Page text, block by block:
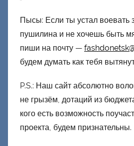
Пысы: Если ты устал воевать
пушилина и не хочешь быть
пиши на почту —
будем думать как тебя
P.S.: Наш сайт абсолютно
не грызём, дотаций из
кого есть возможность
проекта, будем признательны.